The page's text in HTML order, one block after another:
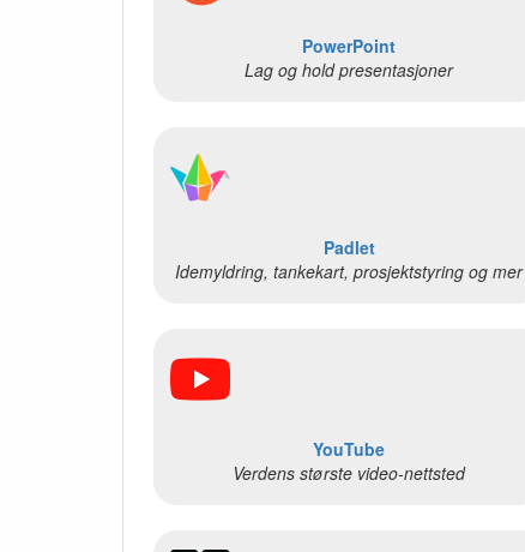
PowerPoint
Lag og hold presentasjoner
Padlet
Idemyldring, tankekart, prosjektstyring og mer
YouTube
Verdens største video-nettsted